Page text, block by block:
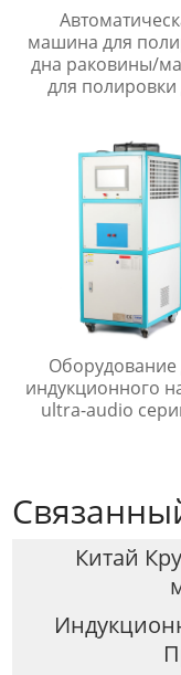
машина для
дна раковины/
для полировки
Оборудование
индукционного
ultra-audio
Китай